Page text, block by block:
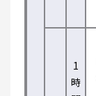
1
時